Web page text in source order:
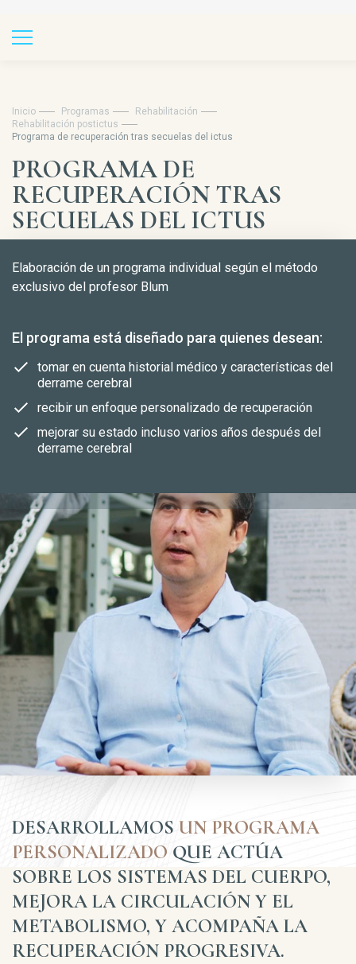
Inicio Programas
Rehabilitación
Rehabilitación postictus
Programa de recuperación tras secuelas del ictus
PROGRAMA DE
RECUPERACIÓN TRAS
SECUELAS DEL ICTUS
Elaboración de un programa individual según el método
exclusivo del profesor Blum
El programa está diseñado para quienes desean:
tomar en cuenta historial médico y características del
derrame cerebral
recibir un enfoque personalizado de recuperación
mejorar su estado incluso varios años después del
derrame cerebral
DESARROLLAMOS UN PROGRAMA
PERSONALIZADO QUE ACTÚA
SOBRE LOS SISTEMAS DEL CUERPO,
MEJORA LA CIRCULACIÓN Y EL
METABOLISMO, Y ACOMPAÑA LA
RECUPERACIÓN PROGRESIVA.